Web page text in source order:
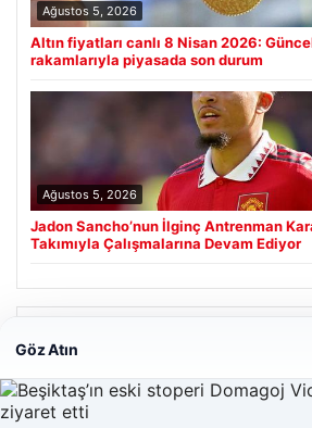
Ağustos 5, 2026
Altın fiyatları canlı 8 Nisan 2026:
rakamlarıyla piyasada son durum
Ağustos 5, 2026
Jadon Sancho’nun İlginç Antrenman
Takımıyla Çalışmalarına Devam Ediyor
Prenses Night Club
Nisan 29, 2026
Göz Atın